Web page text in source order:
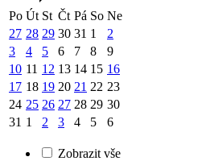
Po Út St Čt Pá So Ne
27 28 29 30 31 1
2
3
4 5 6 7 8
9
10 11 12 13 14 15 16
17 18 19 20 21 22 23
24 25 26 27 28 29 30
31 1 2 3 4 5 6
Zobrazit vše